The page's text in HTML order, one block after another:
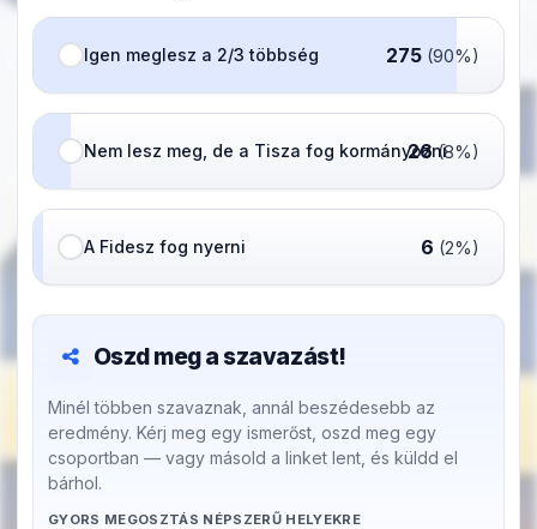
275 (90%)
Igen meglesz a 2/3 többség
26(8%)
Nem lesz meg, de a Tisza fog kormányozni
6 (2%)
A Fidesz fog nyerni
Oszd meg a szavazást!
Minél többen szavaznak, annál beszédesebb az
eredmény. Kérj meg egy ismerőst, oszd meg egy
csoportban — vagy másold a linket lent, és küldd el
bárhol.
GYORS MEGOSZTÁS NÉPSZERŰ HELYEKRE